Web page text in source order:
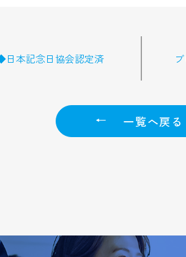
本記念日協会認定済
一覧へ戻る